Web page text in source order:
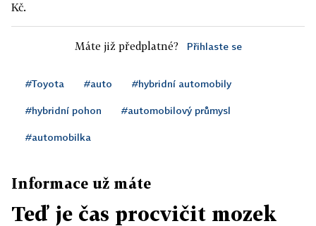
Kč.
Máte již předplatné? Přihlaste se
#Toyota #auto #hybridní automobily
#hybridní pohon #automobilový průmysl
#automobilka
Informace už máte
Teď je čas procvičit mozek